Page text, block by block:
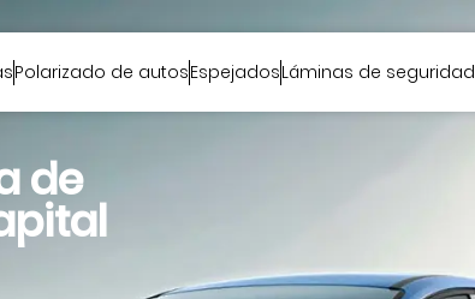
Polarizado de autosEspejadosLáminas de seguridad
de